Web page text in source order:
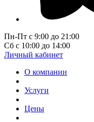
Пн-Пт с 9:00 до 21:00
Сб с 10:00 до 14:00
Личный кабинет
О компании
Услуги
Цены